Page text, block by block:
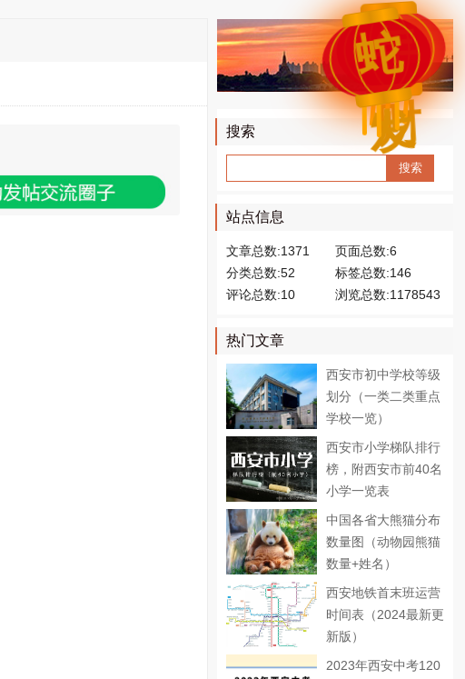
搜索
站点信息
文章总数:1371
页面总数:6
分类总数:52
标签总数:146
评论总数:10
浏览总数:1178543
热门文章
西安市初中学校等级
划分（一类二类重点
学校一览）
西安市小学梯队排行
榜，附西安市前40名
小学一览表
中国各省大熊猫分布
数量图（动物园熊猫
数量+姓名）
西安地铁首末班运营
时间表（2024最新更
新版）
2023年西安中考120
年
财
蛇
发